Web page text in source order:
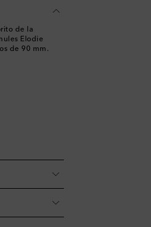
de la
Elodie
de 90 mm.